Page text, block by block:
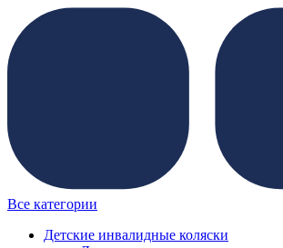
Все категории
Детские инвалидные коляски